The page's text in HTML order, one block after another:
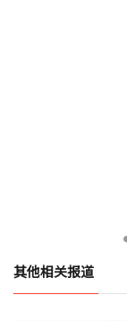
其他相关报道